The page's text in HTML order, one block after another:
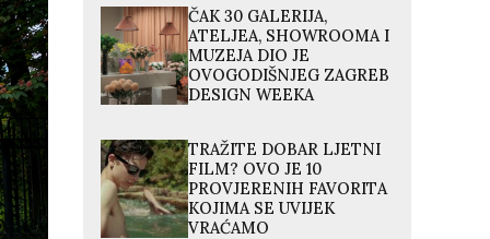
ČAK 30 GALERIJA,
ATELJEA, SHOWROOMA I
MUZEJA DIO JE
OVOGODIŠNJEG ZAGREB
DESIGN WEEKA
TRAŽITE DOBAR LJETNI
FILM? OVO JE 10
PROVJERENIH FAVORITA
KOJIMA SE UVIJEK
VRAĆAMO